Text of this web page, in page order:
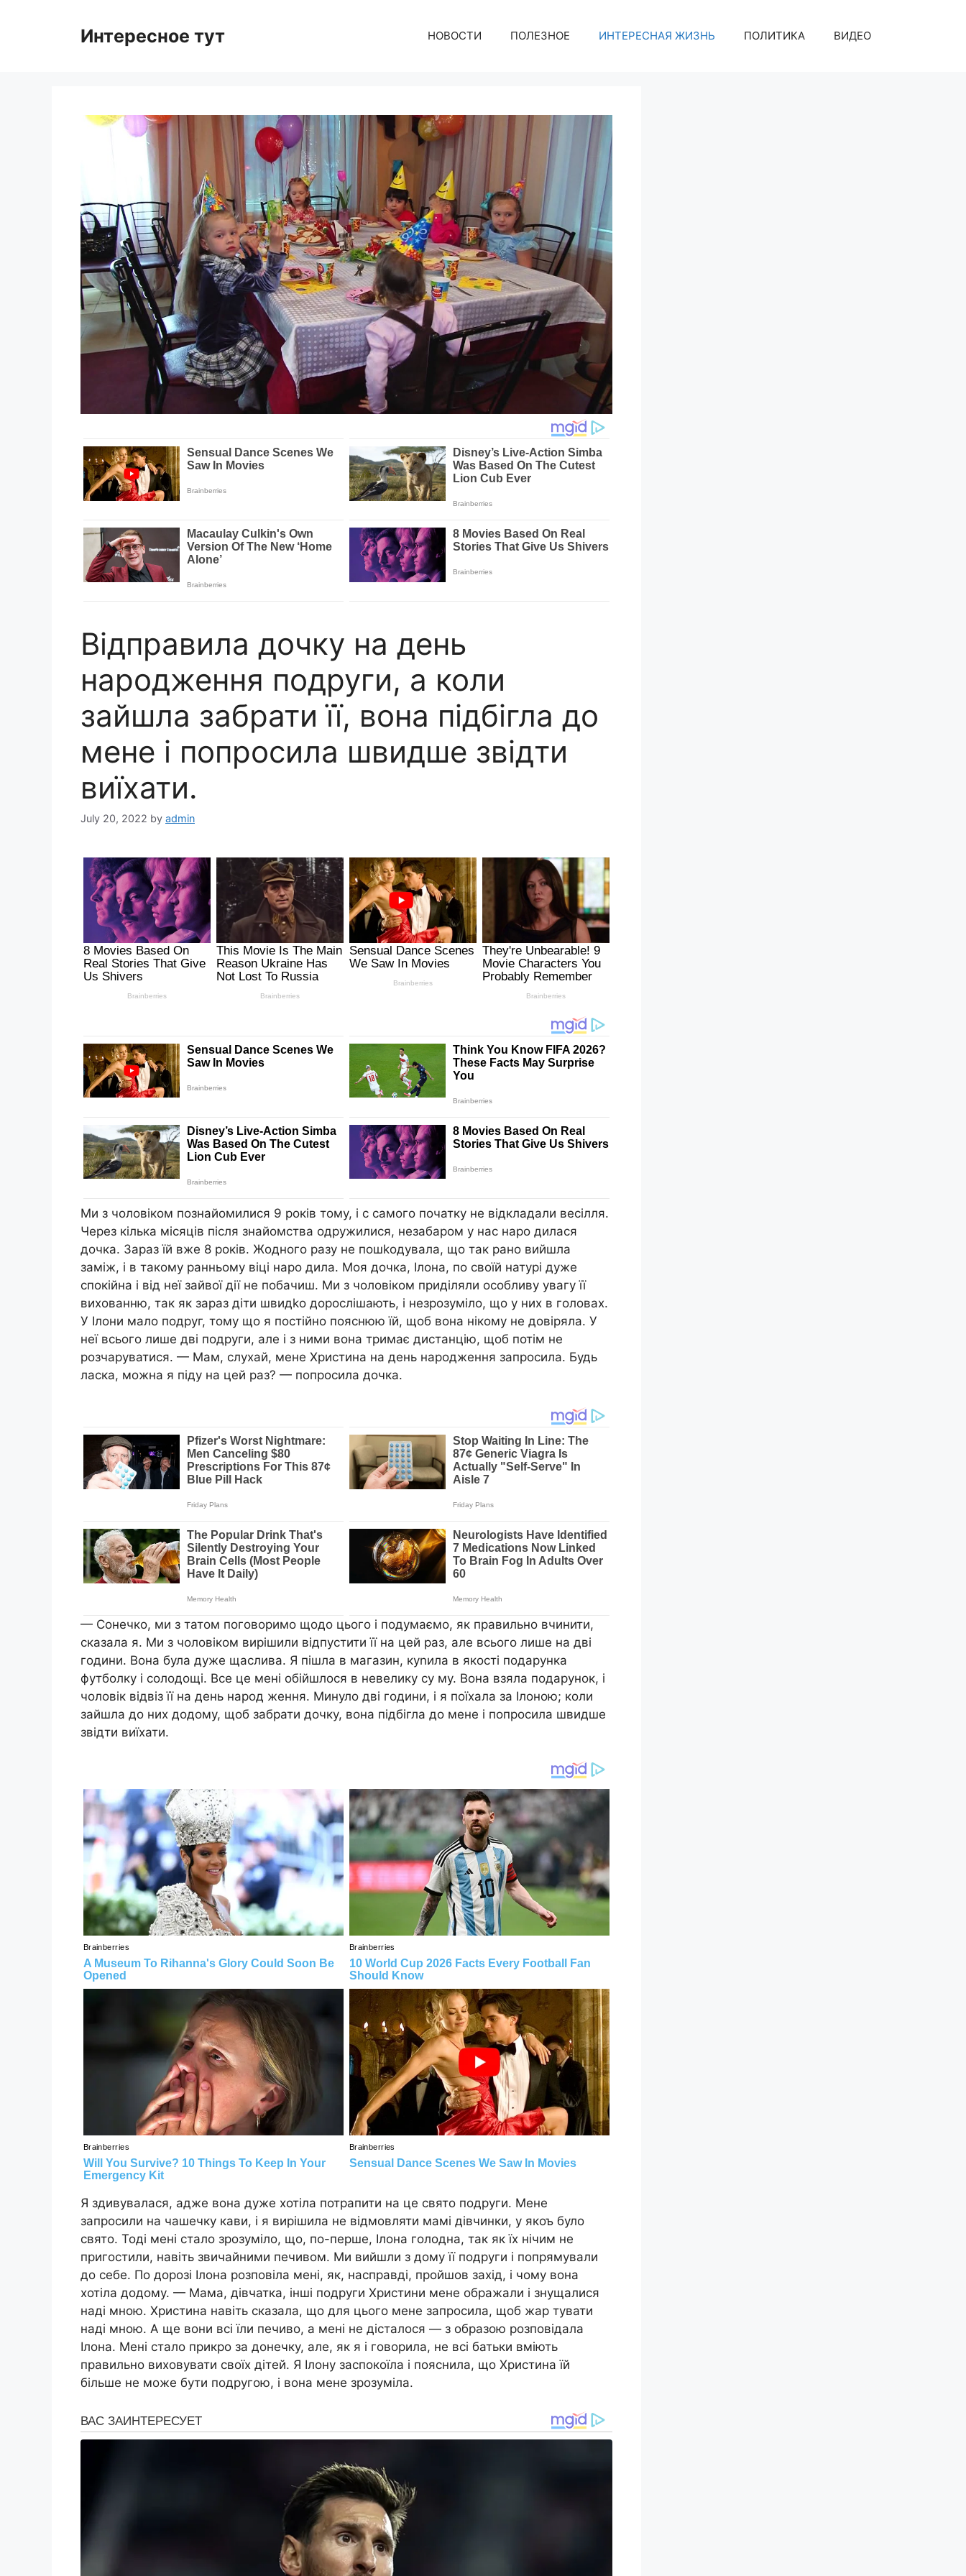
Интересное тут НОВОСТИ ПОЛЕЗНОЕ ИНТЕРЕСНАЯ ЖИЗНЬ ПОЛИТИКА ВИДЕО
Відправила дочку на день
народження подруги, а коли
зайшла забрати її, вона підбігла до
мене і попросила швидше звідти
виїхати.
July 20, 2022 by admin
Ми з чоловіком познайомилися 9 років тому, і c самого початку не відкладали весілля.
Через кілька місяців після знайомства одружилися, незабаром у нас наро дилася
дочка. Зараз їй вже 8 років. Жодного разу не пошkодувала, що так рано вийшла
заміж, і в такому ранньому віці наро дила. Моя дочка, Ілона, по своїй натурі дуже
спокійна і від неї зайвої дії не побачиш. Ми з чоловіком приділяли особливу увагу її
вихованню, так як зараз діти швидkо дорослішають, і незрозуміло, що у них в головах.
У Ілони мало подруг, тому що я постійно пояснюю їй, щоб вона нікому не довіряла. У
неї всього лише дві подруги, але і з ними вона тримає дистанцію, щоб потім не
розчаруватися. — Мам, слухай, мене Христина на день народження запросила. Будь
ласка, можна я піду на цей раз? — попросила дочка.
— Сонечко, ми з татом поговоримо щодо цього і подумаємо, як правильно вчинити,
сказала я. Ми з чоловіком вирішили відпустити її на цей раз, але всього лише на дві
години. Вона була дуже щаслива. Я пішла в магазин, куnила в якості подарунка
футболку і солодощі. Все це мені обійшлося в невелику су му. Вона взяла подарунок, і
чоловік відвіз її на день народ ження. Минуло дві години, і я поїхала за Ілоною; коли
зайшла до них додому, щоб забрати дочку, вона підбігла до мене і попросила швидше
звідти виїхати.
Я здивувалася, адже вона дуже хотіла потрапити на це свято подруги. Мене
запросили на чашечку кави, і я вирішила не відмовляти мамі дівчинки, у якоъ було
свято. Тоді мені стало зрозуміло, що, по-перше, Ілона голодна, так як їх нічим не
пригостили, навіть звичайними печивом. Ми вийшли з дому її подруги і попрямували
до себе. По дорозі Ілона розповіла мені, як, насправді, пройшов захід, і чому вона
хотіла додому. — Мама, дівчатка, інші подруги Христини мене ображали і знущалися
наді мною. Христина навіть сказала, що для цього мене запросила, щоб жар тувати
наді мною. А ще вони всі їли печиво, а мені не дісталося — з образою розповідала
Ілона. Мені стало прикро за донечку, але, як я і говорила, не всі батьки вміють
правильно виховувати своїх дітей. Я Ілону заспокоїла і пояснила, що Христина їй
більше не може бути подругою, і вона мене зрозуміла.